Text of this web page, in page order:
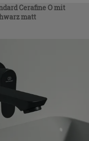
Cerafine O mit
matt